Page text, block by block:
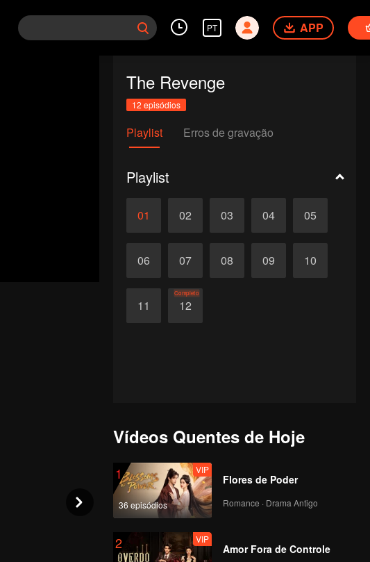
PT APP
The Revenge
12 episódios
Playlist Erros de gravação
Playlist
01 02 03 04 05
06 07 08 09 10
11 12
Completo
Vídeos Quentes de Hoje
1
36 episódios
VIP
Flores de Poder
Romance · Drama Antigo
2 VIP
Amor Fora de Controle